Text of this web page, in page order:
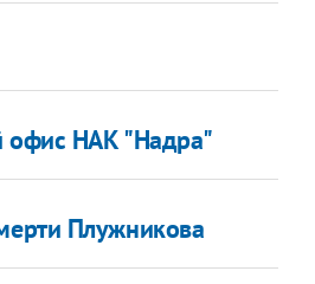
офис НАК "Надра"
Плужникова